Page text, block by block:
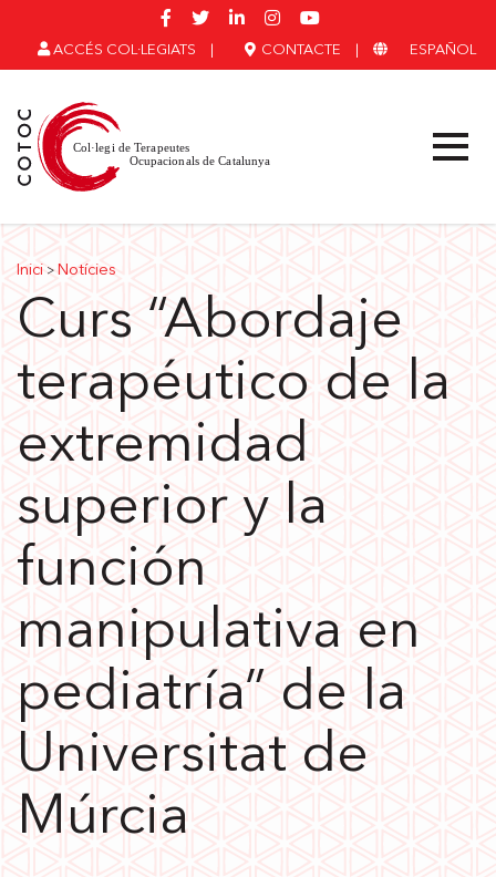
ACCÉS COL·LEGIATS CONTACTE ESPAÑOL
Inici > Notícies
Curs “Abordaje
terapéutico de la
extremidad
superior y la
función
manipulativa en
pediatría” de la
Universitat de
Múrcia